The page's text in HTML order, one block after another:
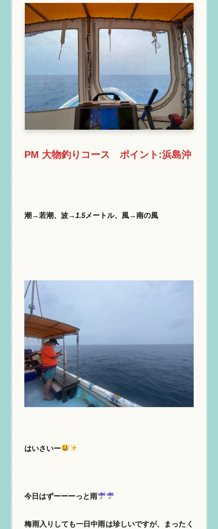
PM 大物釣りコース ポイント:浜島沖
潮→若潮、波→1.5メートル、風→南の風
はいさいー
今日はずーーーっと雨
梅雨入りしても一日中雨は珍しいですが、まったく